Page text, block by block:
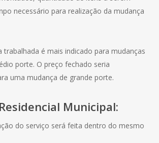
necessário para realização da mudança
trabalhada é mais indicado para mudanças
porte. O preço fechado seria
uma mudança de grande porte.
Residencial Municipal:
do serviço será feita dentro do mesmo